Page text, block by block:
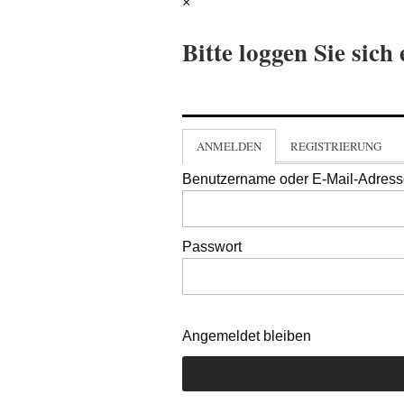
Bitte loggen Sie sich
ANMELDEN REGISTRIERUNG
Benutzername oder E-Mail-
Passwort
Angemeldet bleiben